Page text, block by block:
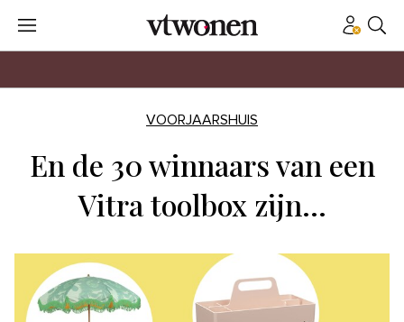
VOORJAARSHUIS
En de 30 winnaars van een
Vitra toolbox zijn…